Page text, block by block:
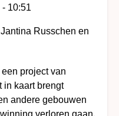
10:51
Russchen en
project van
in kaart brengt
andere gebouwen
verloren gaan.